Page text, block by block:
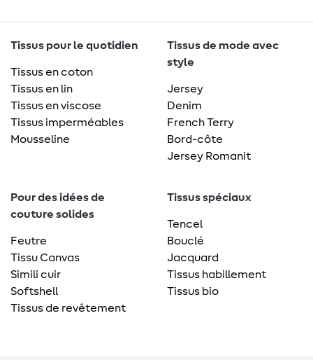
Tissus pour le quotidien
Tissus en coton
Tissus en lin
Tissus en viscose
Tissus imperméables
Mousseline
Tissus de mode avec
style
Jersey
Denim
French Terry
Bord-côte
Jersey Romanit
Pour des idées de
couture solides
Feutre
Tissu Canvas
Simili cuir
Softshell
Tissus de revêtement
Tissus spéciaux
Tencel
Bouclé
Jacquard
Tissus habillement
Tissus bio